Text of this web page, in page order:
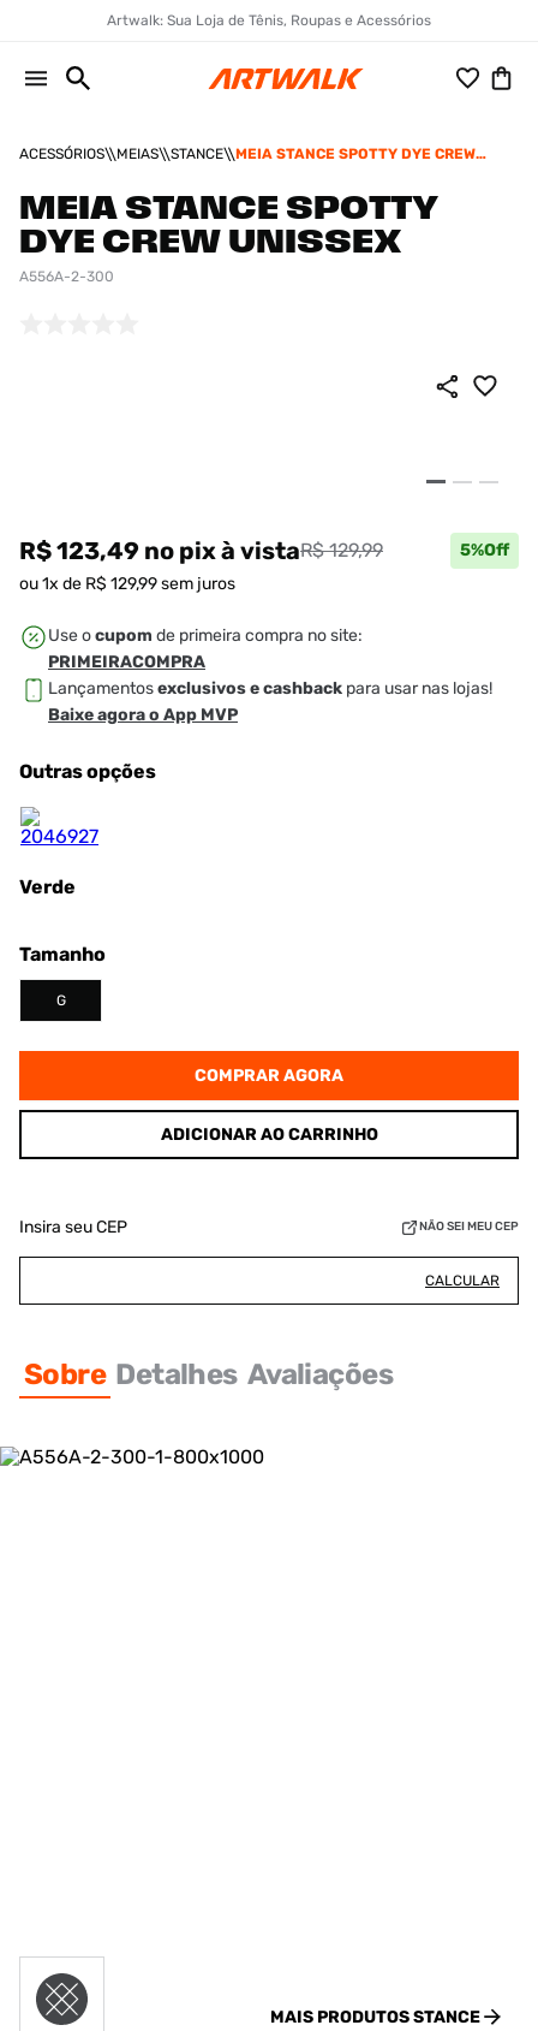
Artwalk: Sua Loja de Tênis, Roupas e Acessórios
ACESSÓRIOS MEIAS STANCE
MEIA STANCE SPOTTY DYE CREW
MEIA STANCE SPOTTY
DYE CREW UNISSEX
A556A-2-300
R$ 123,49 no pixà vistaR$ 129,99 5%Off
ou1x de R$ 129,99sem juros
Use ocupom de primeira compra no site:
PRIMEIRACOMPRA
Lançamentosexclusivos e cashback para usar nas lojas!
Baixe agora o App MVP
Outras opções
Verde
Tamanho
G
COMPRAR AGORA
ADICIONAR AO CARRINHO
Insira seu CEP NÃO SEI MEU CEP
CALCULAR
Sobre Detalhes Avaliações
MAIS PRODUTOSSTANCE